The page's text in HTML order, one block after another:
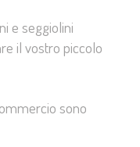
e seggiolini
il vostro piccolo
sono